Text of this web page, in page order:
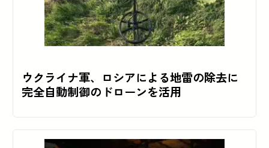
ウクライナ軍、ロシアによる地雷の除去に
完全自動制御のドローンを活用